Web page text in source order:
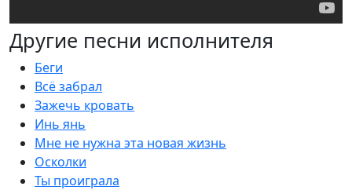
Другие песни исполнителя
Беги
Всё забрал
Зажечь кровать
Инь янь
Мне не нужна эта новая жизнь
Осколки
Ты проиграла